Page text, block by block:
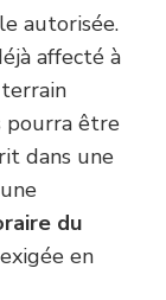
autorisée.
affecté à
pourra être
dans une
du
en